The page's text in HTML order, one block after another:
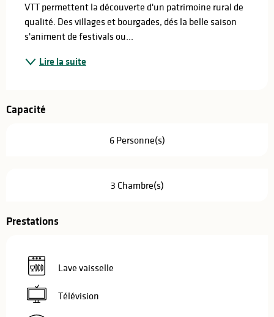
VTT permettent la découverte d'un patrimoine rural de
qualité. Des villages et bourgades, dés la belle saison
s'animent de festivals ou...
Lire la suite
Capacité
6 Personne(s)
3 Chambre(s)
Prestations
Lave vaisselle
Télévision